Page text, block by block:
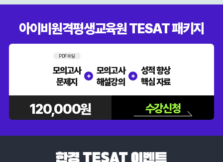
아이비원격평생교육원 TESAT 패키지
PDF 파일
모의고사
문제지
+
모의고사
해설강의
+
성적 향상
핵심 자료
120,000원 수강신청